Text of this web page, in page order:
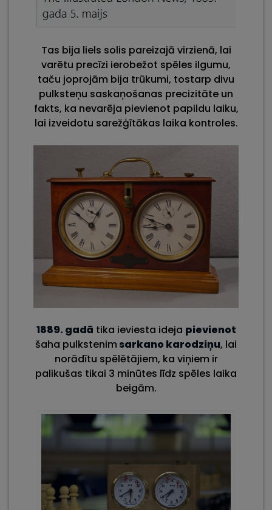
Tas bija liels solis pareizajā virzienā, lai
varētu precīzi ierobežot spēles ilgumu,
taču joprojām bija trūkumi, tostarp divu
pulksteņu saskaņošanas precizitāte un
fakts, ka nevarēja pievienot papildu laiku,
lai izveidotu sarežģītākas laika kontroles.
1889. gadā tika ieviesta ideja pievienot
šaha pulkstenim sarkano karodziņu, lai
norādītu spēlētājiem, ka viņiem ir
palikušas tikai 3 minūtes līdz spēles laika
beigām.